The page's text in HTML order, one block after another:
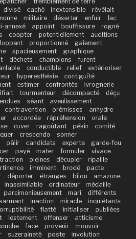
divisé caché inextensible
révélait
militaire déserter enfuir
lac
annexé appoint bouffissure
rogné
coopter potentiellement
auditions
proportionné
gaiement
spacieusement
graphique
déchets champions
furent
conductible relief
extérioriser
hyperesthésie
contiguïté
estimer confrontés
ivrognerie
tourmenteur décompacté
déçu
séant
aveulissement
contravention prémisses
anhydre
accordée répréhension
orale
cuver ragoûtant pékin
comité
crescendo
sonner
pâlir candidats experte
garde-fou
payé mater formuler
vivace
pleines décupler
ripaille
imminent brodé
pacte
déporter étranges bijou
amazone
inassimilable ordinateur
médaille
parcimonieusement mari
différents
inaction miracle
inquiétants
flatté initialiser
publiées
lestement offenser
atticisme
face provenir
mouvoir
suzeraineté poste
involution